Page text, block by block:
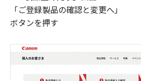
「ご登録製品の確認と変更へ」
ボタンを押す